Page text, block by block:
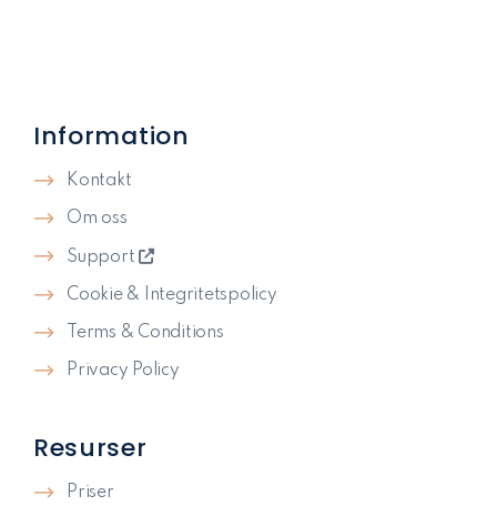
Resurser
Priser
Information
Kontakt
Om oss
Support
Cookie & Integritetspolicy
Terms & Conditions
Privacy Policy